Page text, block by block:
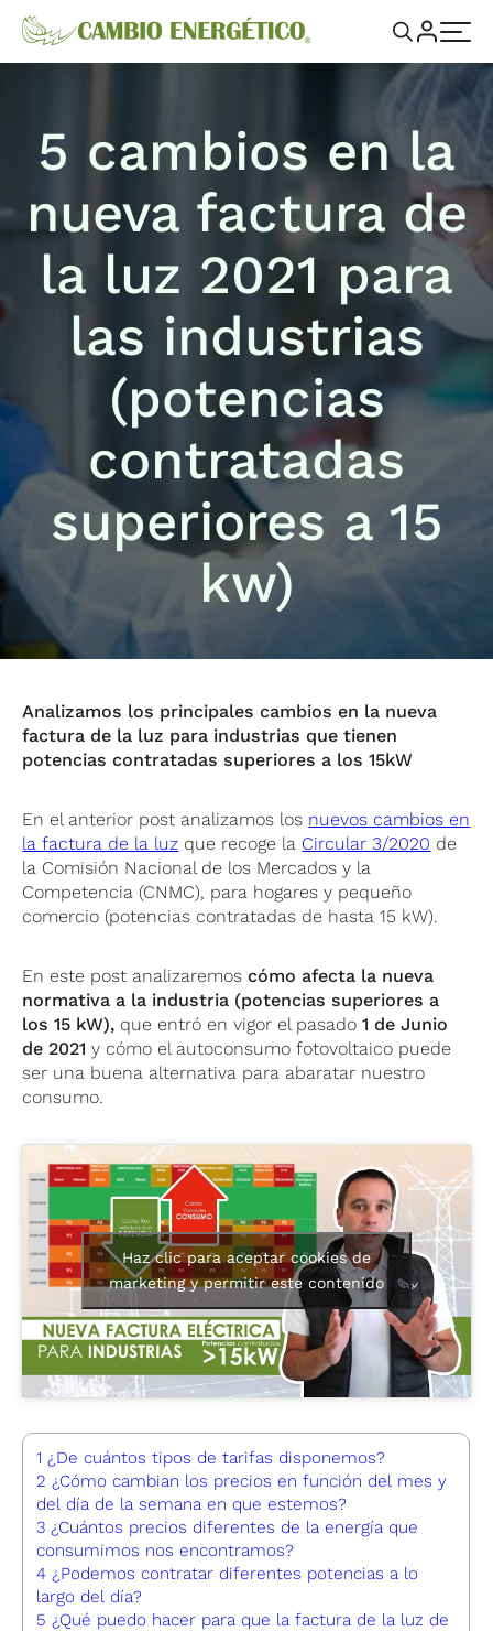
5 cambios en la
nueva factura de
la luz 2021 para
las industrias
(potencias
contratadas
superiores a 15
kw)
Analizamos los principales cambios en la nueva
factura de la luz para industrias que tienen
potencias contratadas superiores a los 15kW
En el anterior post analizamos los nuevos cambios en
la factura de la luz que recoge la Circular 3/2020 de
la Comisión Nacional de los Mercados y la
Competencia (CNMC), para hogares y pequeño
comercio (potencias contratadas de hasta 15 kW).
En este post analizaremoscómo afecta la nueva
normativa a la industria (potencias superiores a
los 15 kW), que entró en vigor el pasado1 de Junio
de 2021 y cómo el autoconsumo fotovoltaico puede
ser una buena alternativa para abaratar nuestro
consumo.
Haz clic para aceptar cookies de
marketing y permitir este contenido
1 ¿De cuántos tipos de tarifas disponemos?
2 ¿Cómo cambian los precios en función del mes y
del día de la semana en que estemos?
3 ¿Cuántos precios diferentes de la energía que
consumimos nos encontramos?
4 ¿Podemos contratar diferentes potencias a lo
largo del día?
5 ¿Qué puedo hacer para que la factura de la luz de